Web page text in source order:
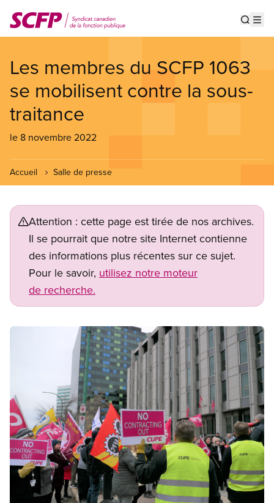
au
contenu
Les membres du SCFP 1063
se mobilisent contre la sous-
traitance
le 8 novembre 2022
Accueil Salle de presse
Attention : cette page est tirée de nos archives.
Il se pourrait que notre site Internet contienne
des informations plus récentes sur ce sujet.
Pour le savoir, utilisez notre moteur
de recherche.
Image